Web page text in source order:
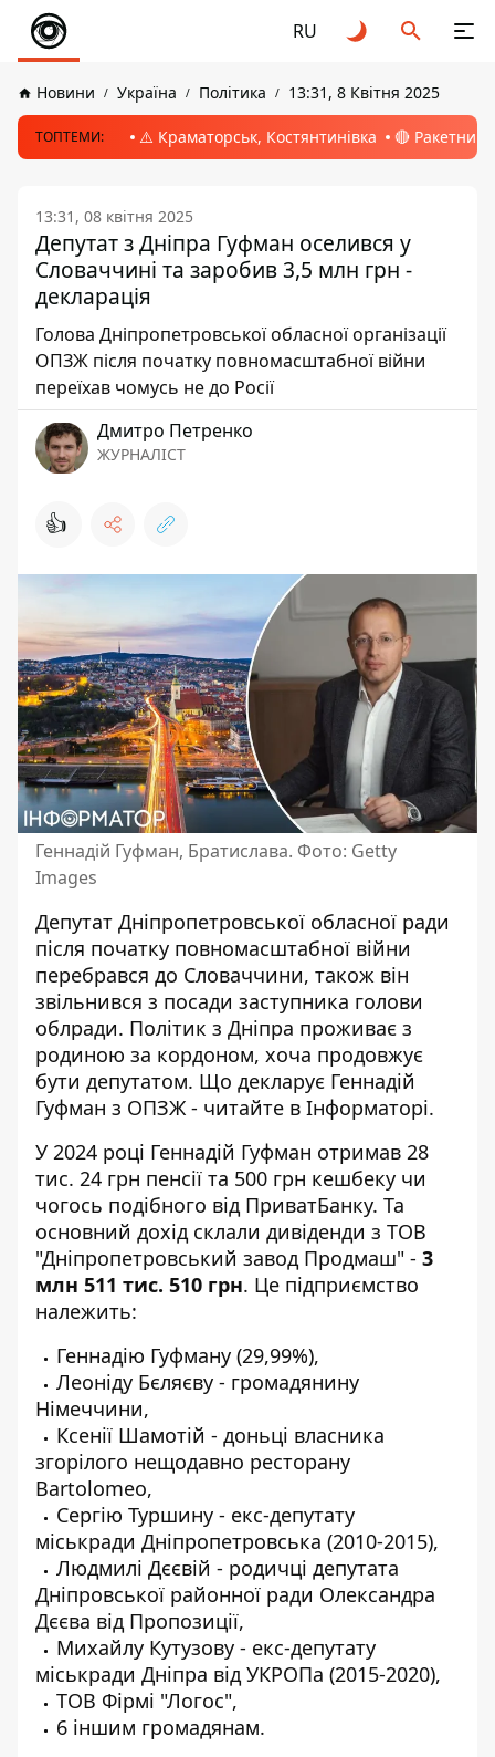
RU
Новини Україна Політика 13:31, 8 Квітня 2025
ТОПТЕМИ: ⚠️ Краматорськ, Костянтинівка 🔴 Ракетний
13:31, 08 квітня 2025
Депутат з Дніпра Гуфман оселився у
Словаччині та заробив 3,5 млн грн -
декларація
Голова Дніпропетровської обласної організації
ОПЗЖ після початку повномасштабної війни
переїхав чомусь не до Росії
Дмитро Петренко
ЖУРНАЛІСТ
👍
Геннадій Гуфман, Братислава. Фото: Getty
Images
Депутат Дніпропетровської обласної ради
після початку повномасштабної війни
перебрався до Словаччини, також він
звільнився з посади заступника голови
облради. Політик з Дніпра проживає з
родиною за кордоном, хоча продовжує
бути депутатом. Що декларує Геннадій
Гуфман з ОПЗЖ - читайте в Інформаторі.
У 2024 році Геннадій Гуфман отримав 28
тис. 24 грн пенсії та 500 грн кешбеку чи
чогось подібного від ПриватБанку. Та
основний дохід склали дивіденди з ТОВ
"Дніпропетровський завод Продмаш" - 3
млн 511 тис. 510 грн. Це підприємство
належить:
Геннадію Гуфману (29,99%),
Леоніду Бєляєву - громадянину
Німеччини,
Ксенії Шамотій - доньці власника
згорілого нещодавно ресторану
Bartolomeo,
Сергію Туршину - екс-депутату
міськради Дніпропетровська (2010-2015),
Людмилі Дєєвій - родичці депутата
Дніпровської районної ради Олександра
Дєєва від Пропозиції,
Михайлу Кутузову - екс-депутату
міськради Дніпра від УКРОПа (2015-2020),
ТОВ Фірмі "Логос",
6 іншим громадянам.